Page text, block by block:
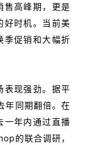
售高峰期，更是
时机。 当前美
季促销和大幅折
表现强劲。据平
年同期翻倍。在
一年内通过直播
的联合调研，